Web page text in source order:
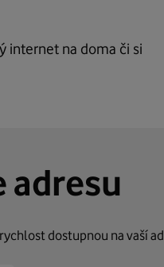
internet na doma či si
adresu
dostupnou na vaší